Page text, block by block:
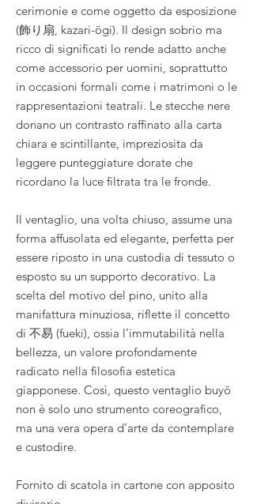
cerimonie e come oggetto da esposizione
(飾り扇, kazari-ōgi). Il design sobrio ma
ricco di significati lo rende adatto anche
come accessorio per uomini, soprattutto
in occasioni formali come i matrimoni o le
rappresentazioni teatrali. Le stecche nere
donano un contrasto raffinato alla carta
chiara e scintillante, impreziosita da
leggere punteggiature dorate che
ricordano la luce filtrata tra le fronde.
Il ventaglio, una volta chiuso, assume una
forma affusolata ed elegante, perfetta per
essere riposto in una custodia di tessuto o
esposto su un supporto decorativo. La
scelta del motivo del pino, unito alla
manifattura minuziosa, riflette il concetto
di 不易 (fueki), ossia l’immutabilità nella
bellezza, un valore profondamente
radicato nella filosofia estetica
giapponese. Così, questo ventaglio buyō
non è solo uno strumento coreografico,
ma una vera opera d’arte da contemplare
e custodire.
Fornito di scatola in cartone con apposito